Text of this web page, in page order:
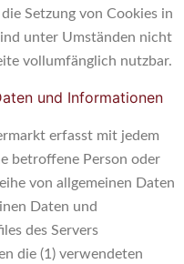
Setzung von Cookies in
unter Umständen nicht
vollumfänglich nutzbar.
und Informationen
erfasst mit jedem
betroffene Person oder
von allgemeinen Daten
Daten und
des Servers
die (1) verwendeten